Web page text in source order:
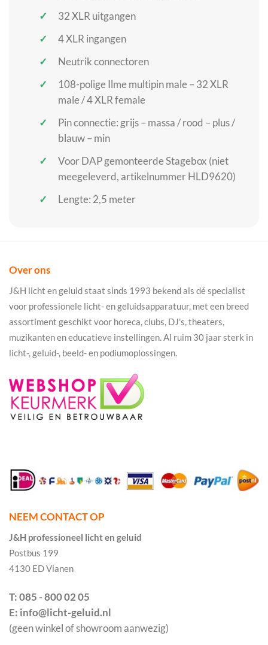
32 XLR uitgangen
4 XLR ingangen
Neutrik connectoren
108-polige Ilme multipin male – 32 XLR
male / 4 XLR female
Pin connectie: grijs – massa / rood – plus /
blauw – min
Voor DAP gemonteerde Stagebox (niet
meegeleverd, artikelnummer HLD9620)
Lengte: 2,5 meter
Over ons
J&H licht en geluid staat sinds 1993 bekend als dé specialist
voor professionele licht- en geluidsapparatuur, met een breed
assortiment geschikt voor horeca, clubs, DJ's, theaters,
muzikanten en educatieve instellingen. Al ruim 30 jaar sterk in
licht-, geluid-, beeld- en podiumoplossingen.
NEEM CONTACT OP
J&H professioneel licht en geluid
Postbus 199
4130 ED Vianen
T: 085 - 800 02 05
E: info@licht-geluid.nl
(geen winkel of showroom aanwezig)